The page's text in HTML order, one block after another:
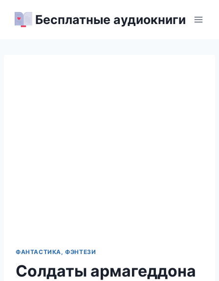
Бесплатные аудиокниги
ФАНТАСТИКА, ФЭНТЕЗИ
Солдаты армагеддона